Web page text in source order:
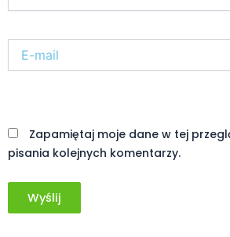
mail*
Zapamiętaj moje dane w tej
pisania kolejnych komentarzy.